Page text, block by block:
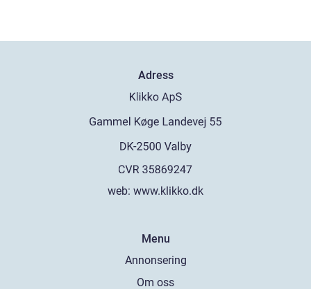
Adress
web: www.klikko.dk
Menu
Annonsering
Om oss